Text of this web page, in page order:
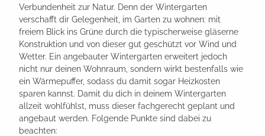
Verbundenheit zur Natur. Denn der Wintergarten
verschafft dir Gelegenheit, im Garten zu wohnen: mit
freiem Blick ins Grüne durch die typischerweise gläserne
Konstruktion und von dieser gut geschützt vor Wind und
Wetter. Ein angebauter Wintergarten erweitert jedoch
nicht nur deinen Wohnraum, sondern wirkt bestenfalls wie
ein Wärmepuffer, sodass du damit sogar Heizkosten
sparen kannst. Damit du dich in deinem Wintergarten
allzeit wohlfühlst, muss dieser fachgerecht geplant und
angebaut werden. Folgende Punkte sind dabei zu
beachten: